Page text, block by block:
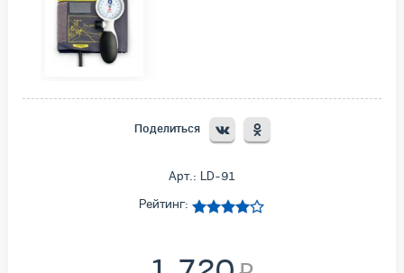
Поделиться
Арт.: LD-91
Рейтинг: